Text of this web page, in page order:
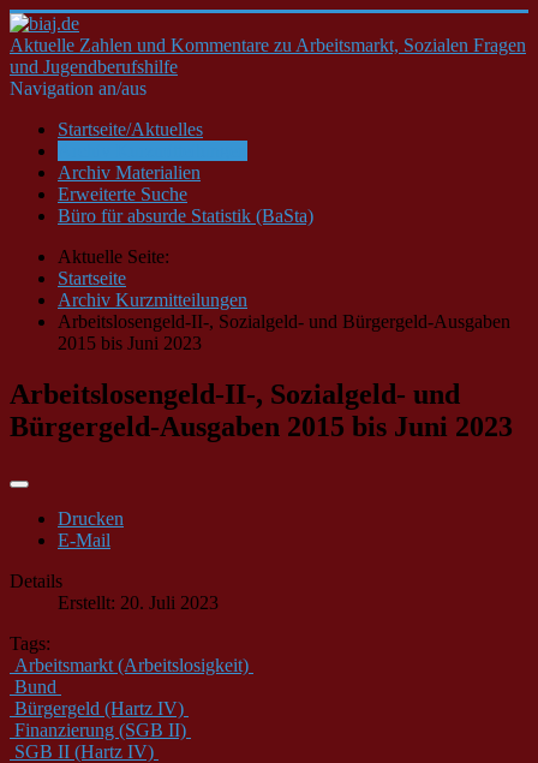
Aktuelle Zahlen und Kommentare zu Arbeitsmarkt, Sozialen Fragen
und Jugendberufshilfe
Navigation an/aus
Startseite/Aktuelles
Archiv Materialien
Erweiterte Suche
Büro für absurde Statistik (BaSta)
Aktuelle Seite:
Startseite
Archiv Kurzmitteilungen
Arbeitslosengeld-II-, Sozialgeld- und Bürgergeld-Ausgaben
2015 bis Juni 2023
Arbeitslosengeld-II-, Sozialgeld- und
Bürgergeld-Ausgaben 2015 bis Juni 2023
Drucken
E-Mail
Details
Erstellt: 20. Juli 2023
Tags:
Arbeitsmarkt (Arbeitslosigkeit)
Bund
Bürgergeld (Hartz IV)
Finanzierung (SGB II)
SGB II (Hartz IV)